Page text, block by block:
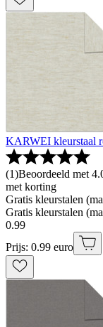
KARWEI kleurstaal
(1)Beoordeeld met
met korting
Gratis kleurstalen
Gratis kleurstalen
0.99
Prijs: 0.99 euro